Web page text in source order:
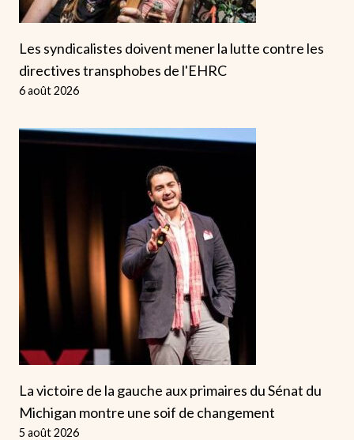
Les syndicalistes doivent mener la lutte contre les
directives transphobes de l'EHRC
6 août 2026
La victoire de la gauche aux primaires du Sénat du
Michigan montre une soif de changement
5 août 2026